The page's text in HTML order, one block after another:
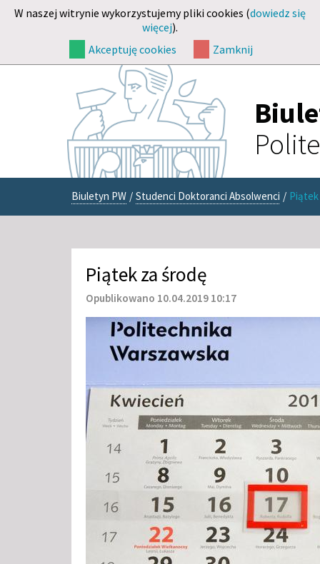
W naszej witrynie wykorzystujemy pliki cookies (dowiedz się
więcej).
Akceptuję cookies
Zamknij
Biuletyn PW / Studenci Doktoranci Absolwenci /
Piątek za środę
Opublikowano 10.04.2019 10:17